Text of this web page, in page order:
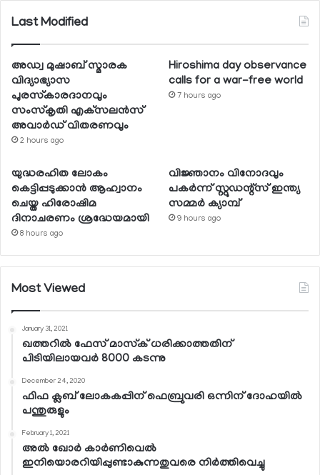
Last Modified
അഡ്വ മുഷാബ് സ്മാരക
വിദ്യാഭ്യാസ
പുരസ്‌കാരദാനവും
സംസ്‌കൃതി എക്‌സലന്‍സ്
അവാര്‍ഡ് വിതരണവും
2 hours ago
Hiroshima day observance
calls for a war-free world
7 hours ago
യുദ്ധരഹിത ലോകം
കെട്ടിപ്പടുക്കാന്‍ ആഹ്വാനം
ചെയ്ത ഹിരോഷിമ
ദിനാചരണം ശ്രദ്ധേയമായി
8 hours ago
വിജ്ഞാനം വിനോദവും
പകര്‍ന്ന് സ്റ്റുഡന്റ്‌സ് ഇന്ത്യ
സമ്മര്‍ ക്യാമ്പ്
9 hours ago
Most Viewed
January 31, 2021
ഖത്തറില്‍ ഫേസ് മാസ്‌ക് ധരിക്കാത്തതിന്
പിടിയിലായവര്‍ 8000 കടന്നു
December 24, 2020
ഫിഫ ക്ലബ് ലോകകപ്പിന് ഫെബ്രുവരി ഒന്നിന് ദോഹയില്‍
പന്തുരുളും
February 1, 2021
അല്‍ ഖോര്‍ കാര്‍ണിവെല്‍
ഇനിയൊരറിയിപ്പുണ്ടാകുന്നതുവരെ നിര്‍ത്തിവെച്ചു